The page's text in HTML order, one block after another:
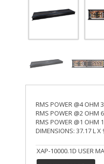
RMS POWER @4 OHM
RMS POWER @2 OHM
RMS POWER @1 OHM
DIMENSIONS: 37.17 L
XAP-10000.1D USER